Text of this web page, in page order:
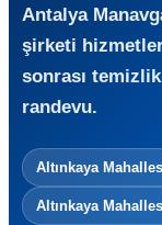
Antalya
şirketi
sonrası
randevu.
Altınkaya
Altınkaya